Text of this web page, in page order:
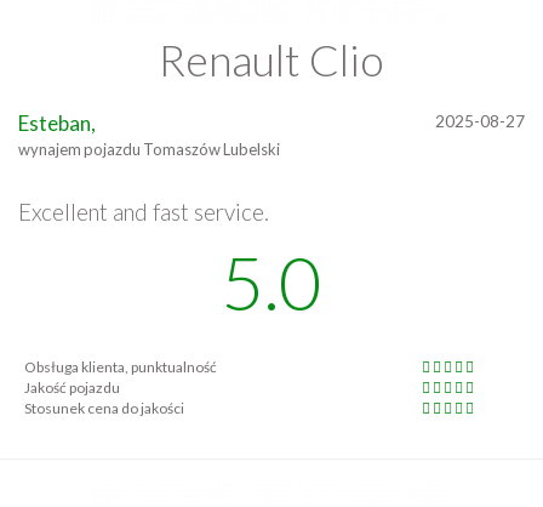
Renault Clio
2025-08-27
Esteban,
wynajem pojazdu Tomaszów Lubelski
Excellent and fast service.
5.0
Obsługa klienta, punktualność
Jakość pojazdu
Stosunek cena do jakości